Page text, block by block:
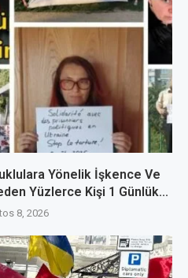
Yönelik İşkence Ve
Yüzlerce Kişi 1 Günlük...
8, 2026